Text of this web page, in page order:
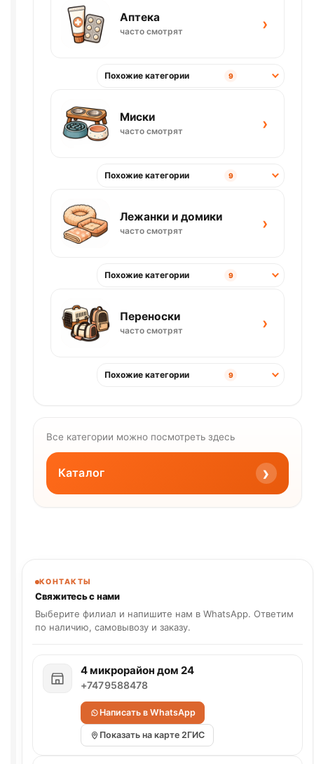
Аптека
часто смотрят ›
Похожие категории 9
Миски
часто смотрят ›
Похожие категории 9
Лежанки и домики
часто смотрят ›
Похожие категории 9
Переноски
часто смотрят ›
Похожие категории 9
Все категории можно посмотреть здесь
Каталог ›
КОНТАКТЫ
Свяжитесь с нами
Выберите филиал и напишите нам в WhatsApp. Ответим
по наличию, самовывозу и заказу.
4 микрорайон дом 24
+7479588478
Написать в WhatsApp
Показать на карте 2ГИС